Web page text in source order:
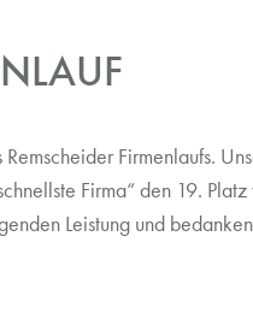
Firmenlaufs.
Firma“ den 19.
Leistung und